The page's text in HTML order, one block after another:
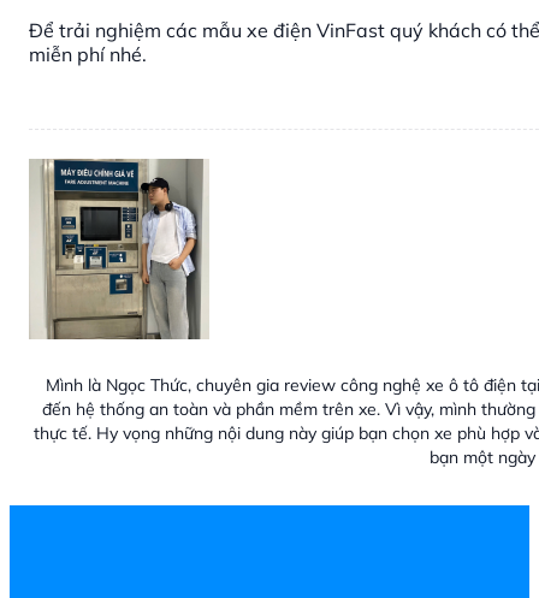
Để trải nghiệm các mẫu xe điện VinFast quý khách có
miễn phí nhé.
Mình là Ngọc Thức, chuyên gia review công nghệ xe ô tô điện
đến hệ thống an toàn và phần mềm trên xe. Vì vậy, mình
thực tế. Hy vọng những nội dung này giúp bạn chọn xe phù hợp
bạn một